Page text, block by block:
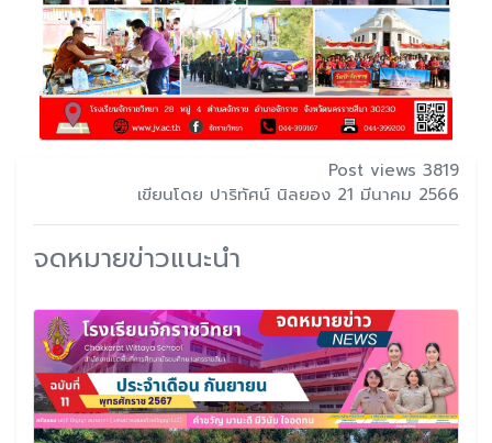
Post views 3819
เขียนโดย ปาริทัศน์ นิลยอง 21 มีนาคม 2566
จดหมายข่าวแนะนำ